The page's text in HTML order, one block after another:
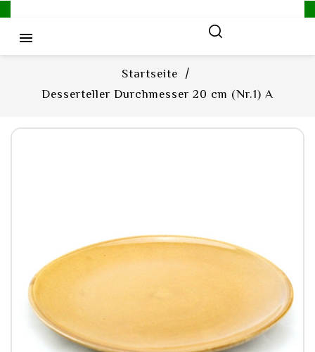

Startseite
Desserteller Durchmesser 20 cm (Nr.1) A